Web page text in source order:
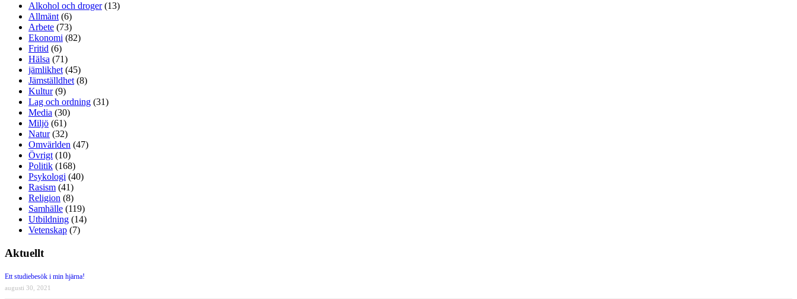
Alkohol och droger(13)
Allmänt (6)
Arbete (73)
Ekonomi (82)
Fritid (6)
Hälsa (71)
jämlikhet (45)
Jämställdhet (8)
Kultur(9)
Lag och ordning (31)
Media (30)
Miljö (61)
Natur(32)
Omvärlden (47)
Övrigt (10)
Politik (168)
Psykologi (40)
Rasism (41)
Religion (8)
Samhälle (119)
Utbildning (14)
Vetenskap (7)
Aktuellt
Ett studiebesök i min hjärna!
augusti 30, 2021